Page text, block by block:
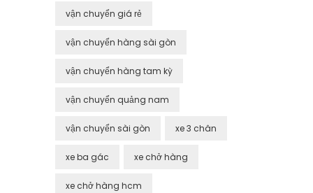
vận chuyển giá rẻ
vận chuyển hàng sài gòn
vận chuyển hàng tam kỳ
vận chuyển quảng nam
vận chuyển sài gòn xe 3 chân
xe ba gác xe chở hàng
xe chở hàng hcm